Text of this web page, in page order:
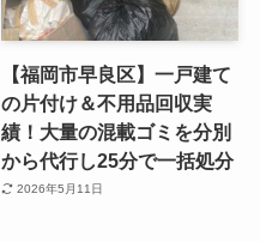
【福岡市早良区】一戸建て
の片付け＆不用品回収実
績！大量の混載ゴミを分別
から代行し25分で一括処分
2026年5月11日